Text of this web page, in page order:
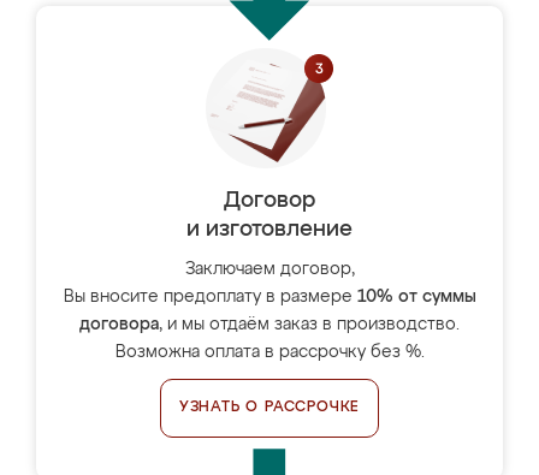
Договор
и изготовление
Заключаем договор,
Вы вносите предоплату в размере 10% от суммы
договора, и мы отдаём заказ в производство.
Возможна оплата в рассрочку без %.
УЗНАТЬ О РАССРОЧКЕ